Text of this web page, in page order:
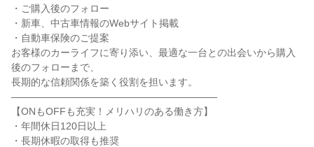
・ご購入後のフォロー
・新車、中古車情報のWebサイト掲載
・自動車保険のご提案
お客様のカーライフに寄り添い、最適な一台との出会いから購入
後のフォローまで、
長期的な信頼関係を築く役割を担います。
―――――――――――――――――――――
【ONもOFFも充実！メリハリのある働き方】
・年間休日120日以上
・長期休暇の取得も推奨